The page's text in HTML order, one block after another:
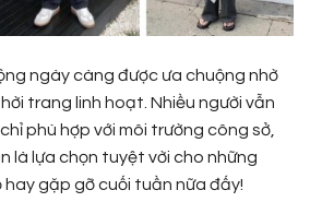
ngày càng được ưa chuộng nhờ
trang linh hoạt. Nhiều người vẫn
phù hợp với môi trường công sở,
là lựa chọn tuyệt vời cho những
hay gặp gỡ cuối tuần nữa đấy!